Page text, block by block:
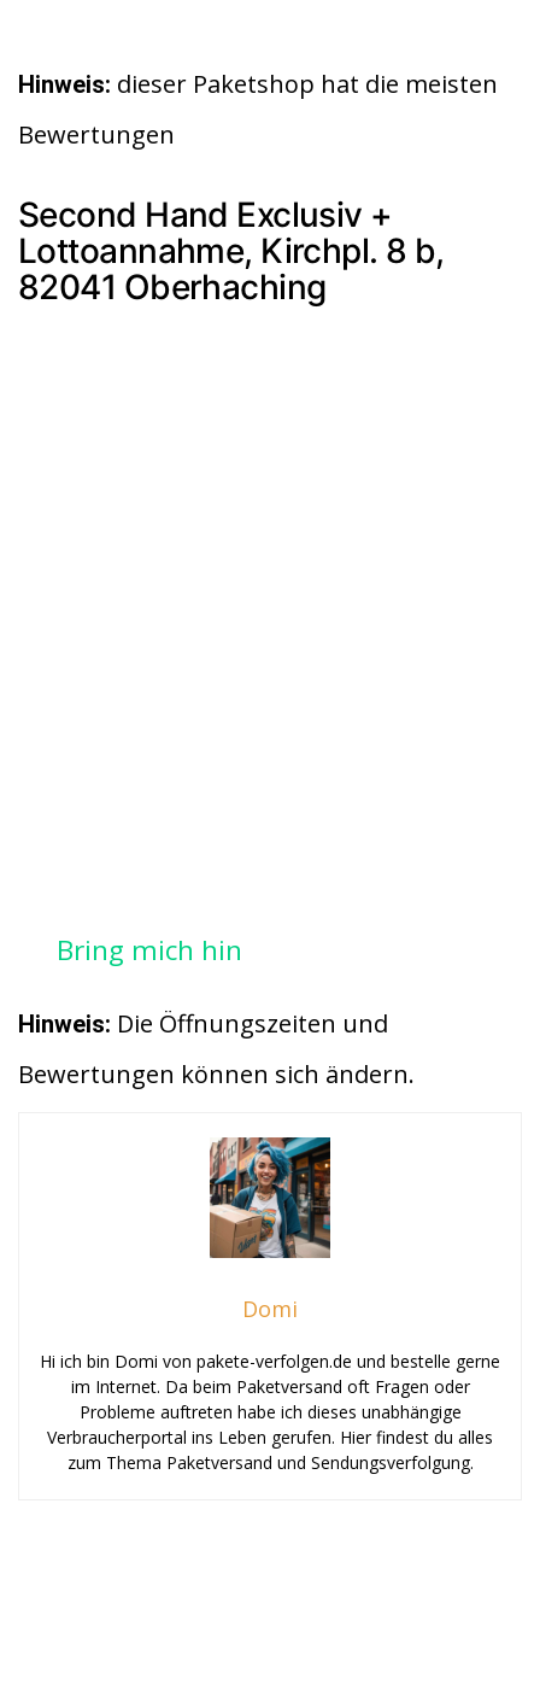
Hinweis: dieser Paketshop hat die meisten
Bewertungen
Second Hand Exclusiv +
Lottoannahme, Kirchpl. 8 b,
82041 Oberhaching
Bring mich hin
Hinweis: Die Öffnungszeiten und
Bewertungen können sich ändern.
Domi
Hi ich bin Domi von pakete-verfolgen.de und bestelle gerne
im Internet. Da beim Paketversand oft Fragen oder
Probleme auftreten habe ich dieses unabhängige
Verbraucherportal ins Leben gerufen. Hier findest du alles
zum Thema Paketversand und Sendungsverfolgung.